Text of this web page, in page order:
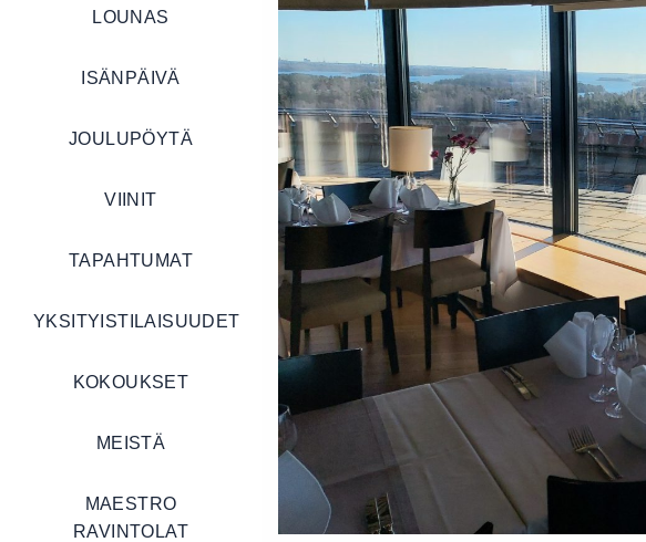
LOUNAS
ISÄNPÄIVÄ
JOULUPÖYTÄ
VIINIT
TAPAHTUMAT
YKSITYISTILAISUUDET
KOKOUKSET
MEISTÄ
MAESTRO
RAVINTOLAT